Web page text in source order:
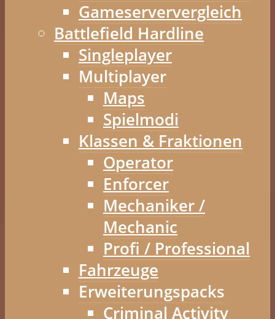
Gameserververgleich
Battlefield Hardline
Singleplayer
Multiplayer
Maps
Spielmodi
Klassen & Fraktionen
Operator
Enforcer
Mechaniker /
Mechanic
Profi / Professional
Fahrzeuge
Erweiterungspacks
Criminal Activity